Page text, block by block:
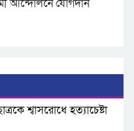
আন্দোলনে যোগদান
শ্বাসরোধে হত্যাচেষ্টা